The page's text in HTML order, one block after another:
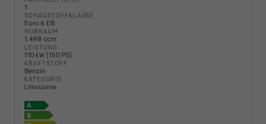
1
SCHADSTOFFKLASSE
Euro 6 EB
HUBRAUM
1.498 ccm
LEISTUNG
110 kW (150 PS)
KRAFTSTOFF
Benzin
KATEGORIE
Limousine